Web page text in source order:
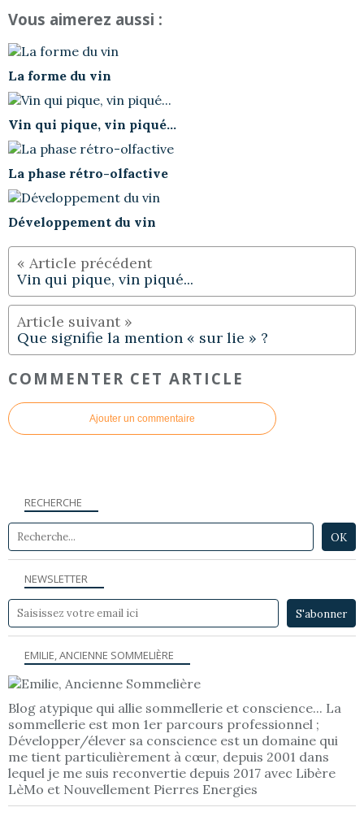
Vous aimerez aussi :
La forme du vin
Vin qui pique, vin piqué...
La phase rétro-olfactive
Développement du vin
Vin qui pique, vin piqué...
Que signifie la mention « sur lie » ?
COMMENTER CET ARTICLE
Ajouter un commentaire
NEWSLETTER
RECHERCHE
EMILIE, ANCIENNE SOMMELIÈRE
Blog atypique qui allie sommellerie et conscience... La
sommellerie est mon 1er parcours professionnel ;
Développer/élever sa conscience est un domaine qui
me tient particulièrement à cœur, depuis 2001 dans
lequel je me suis reconvertie depuis 2017 avec Libère
LèMo et Nouvellement Pierres Energies